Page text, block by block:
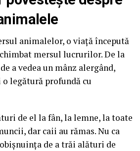
animalelor, o viață începută
mersul lucrurilor. De la
a vedea un mânz alergând,
o legătură profundă cu
de el la fân, la lemne, la toate
dar caii au rămas. Nu ca
de a trăi alături de